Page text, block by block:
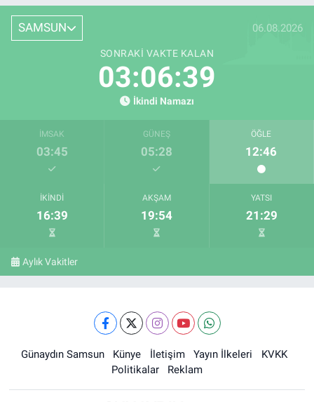
SAMSUN 06.08.2026
SONRAKI VAKTE KALAN
03:06:38
İkindi Namazı
İMSAK
03:45
GÜNEŞ
05:28
ÖĞLE
12:46
İKINDI
16:39
AKŞAM
19:54
YATSI
21:29
Aylık Vakitler
Günaydın Samsun Künye İletişim Yayın İlkeleri
KVKK
Politikalar
Reklam